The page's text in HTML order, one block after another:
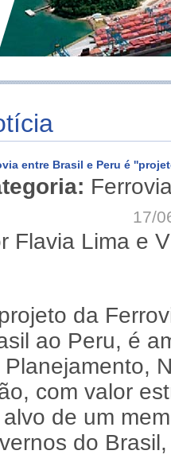
entre Brasil e Peru é
17/
Flavia Lima e
da
ao Peru, é
Planejamento,
com valor
de um
do